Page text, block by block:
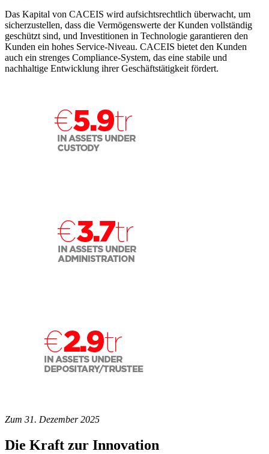
Das Kapital von CACEIS wird aufsichtsrechtlich überwacht, um
sicherzustellen, dass die Vermögenswerte der Kunden vollständig
geschützt sind, und Investitionen in Technologie garantieren den
Kunden ein hohes Service-Niveau. CACEIS bietet den Kunden
auch ein strenges Compliance-System, das eine stabile und
nachhaltige Entwicklung ihrer Geschäftstätigkeit fördert.
Zum 31. Dezember 2025
Die Kraft zur Innovation